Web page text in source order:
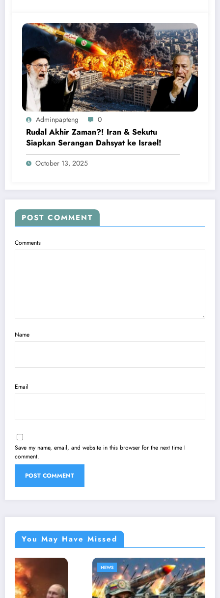
Adminpapteng 0
Rudal Akhir Zaman?! Iran & Sekutu
Siapkan Serangan Dahsyat ke Israel!
October 13, 2025
POST COMMENT
Comments
Name
Email
Save my name, email, and website in this browser for the next time I
comment.
You May Have Missed
NEWS